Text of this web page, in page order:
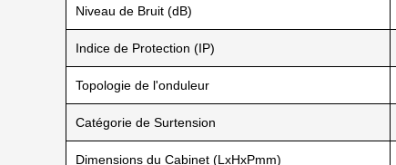
Niveau de Bruit (dB)
Indice de Protection (IP)
Topologie de l'onduleur
Catégorie de Surtension
Dimensions du Cabinet (LxHxPmm)